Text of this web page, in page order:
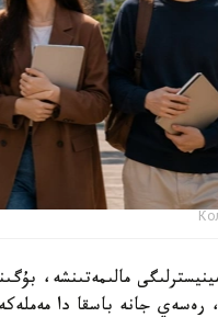
مالىمەتىنشە،